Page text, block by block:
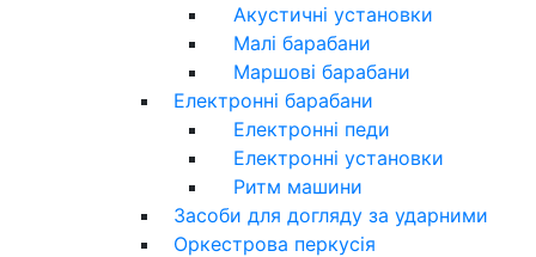
Акустичні установки
Малі барабани
Маршові барабани
Електронні барабани
Електронні педи
Електронні установки
Ритм машини
Засоби для догляду за ударними
Оркестрова перкусія